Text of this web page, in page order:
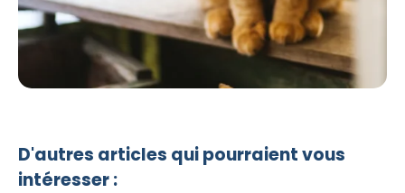
D'autres articles qui pourraient vous
intéresser :